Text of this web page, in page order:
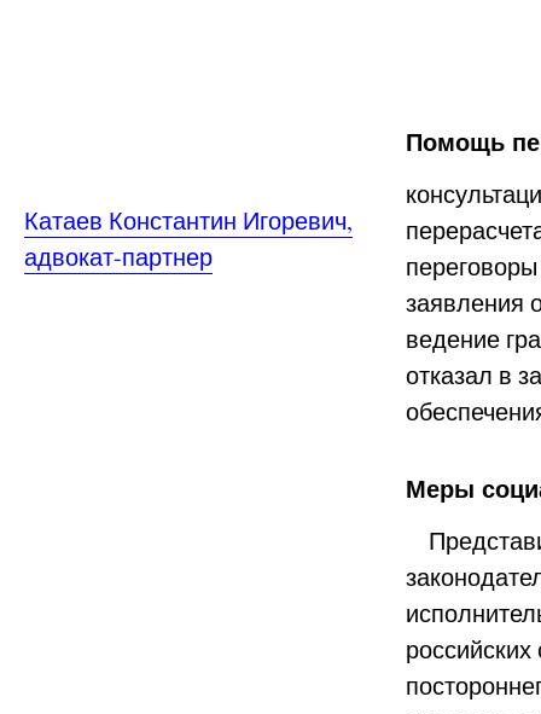
Катаев Константин Игоревич,
адвокат-партнер
Помощь
заявления
ведение
отказал в
Меры
российских